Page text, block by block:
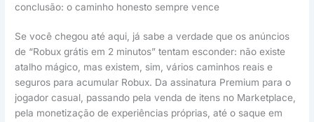
conclusão: o caminho honesto sempre vence
Se você chegou até aqui, já sabe a verdade que os anúncios
de “Robux grátis em 2 minutos” tentam esconder: não existe
atalho mágico, mas existem, sim, vários caminhos reais e
seguros para acumular Robux. Da assinatura Premium para o
jogador casual, passando pela venda de itens no Marketplace,
pela monetização de experiências próprias, até o saque em